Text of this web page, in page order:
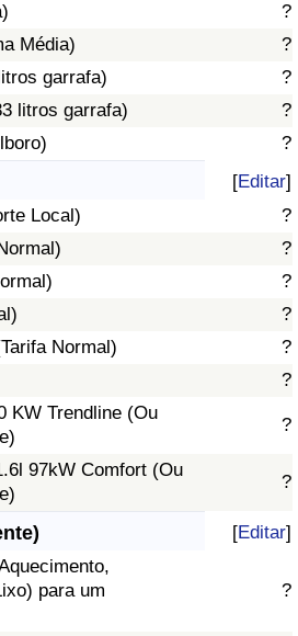
?
Média)
?
garrafa)
?
litros garrafa)
?
?
[Editar]
Local)
?
?
?
?
Normal)
?
?
KW Trendline (Ou
?
97kW Comfort (Ou
?
[Editar]
para um
?
(Atual)
País